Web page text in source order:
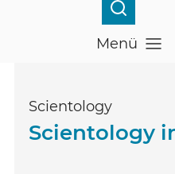
Menü
Menü
Scientology
Scientology